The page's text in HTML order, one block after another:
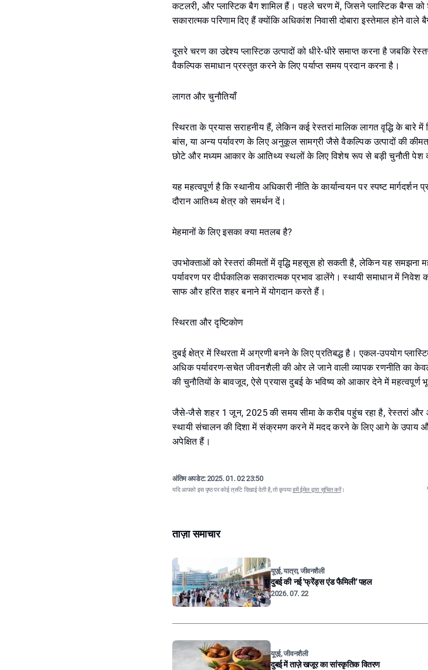
कटलरी, और प्लास्टिक बैग शामिल हैं। पहले चरण में, जिसने प्लास्टिक बैग्स
सकारात्मक परिणाम दिए हैं क्योंकि अधिकांश निवासी दोबारा इस्तेमाल होने वाले
दूसरे चरण का उद्देश्य प्लास्टिक उत्पादों को धीरे-धीरे समाप्त करना है जबकि
वैकल्पिक समाधान प्रस्तुत करने के लिए पर्याप्त समय प्रदान करना है।
लागत और चुनौतियाँ
स्थिरता के प्रयास सराहनीय हैं, लेकिन कई रेस्तरां मालिक लागत वृद्धि के बारे
बांस, या अन्य पर्यावरण के लिए अनुकूल सामग्री जैसे वैकल्पिक उत्पादों की कीमत
छोटे और मध्यम आकार के आतिथ्य स्थलों के लिए विशेष रूप से बड़ी चुनौती पेश
यह महत्वपूर्ण है कि स्थानीय अधिकारी नीति के कार्यान्वयन पर स्पष्ट
दौरान आतिथ्य क्षेत्र को समर्थन दें।
मेहमानों के लिए इसका क्या मतलब है?
उपभोक्ताओं को रेस्तरां कीमतों में वृद्धि महसूस हो सकती है, लेकिन यह समझना
पर्यावरण पर दीर्घकालिक सकारात्मक प्रभाव डालेंगे। स्थायी समाधान में निवेश
साफ और हरित शहर बनाने में योगदान करते हैं।
स्थिरता और दृष्टिकोण
दुबई क्षेत्र में स्थिरता में अग्रणी बनने के लिए प्रतिबद्ध है। एकल-उपयोग
अधिक पर्यावरण-सचेत जीवनशैली की ओर ले जाने वाली व्यापक रणनीति का
की चुनौतियों के बावजूद, ऐसे प्रयास दुबई के भविष्य को आकार देने में महत्वपूर्ण
जैसे-जैसे शहर 1 जून, 2025 की समय सीमा के करीब पहुंच रहा है, रेस्तरां और
स्थायी संचालन की दिशा में संक्रमण करने में मदद करने के लिए आगे के उपाय
अपेक्षित हैं।
अंतिम अपडेट:2025. 01. 02 23:50
यदि आपको इस पृष्ठ पर कोई त्रुटि दिखाई देती है, तो कृपयाहमें ईमेल द्वारा सूचित करें।
ताज़ा समाचार
यूएई, यात्रा, जीवनशैली
दुबई की नई 'फ्रेंड्स एंड फैमिली' पहल
2026. 07. 22
यूएई, जीवनशैली
दुबई में ताज़े खजूर का सांस्कृतिक वितरण